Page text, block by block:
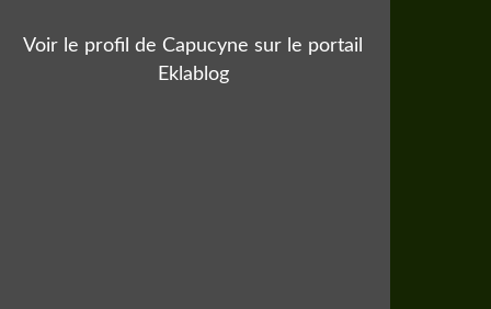
Voir le profil de Capucyne sur le portail
Eklablog